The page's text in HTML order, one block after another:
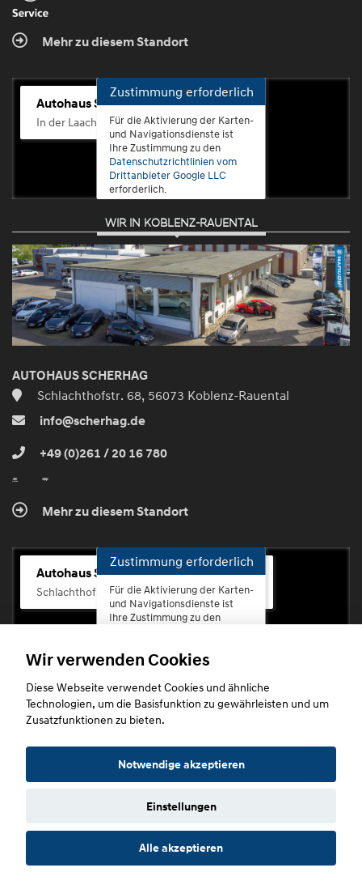
Mehr zu diesem Standort
Autohaus Scherhag
In der Laach 76, 56072 Koblenz-Güls
Zustimmung erforderlich
Für die Aktivierung der Karten-
und Navigationsdienste ist
Ihre Zustimmung zu den
Datenschutzrichtlinien vom
Drittanbieter Google LLC
erforderlich.
Zustimmen
und
aktivieren
WIR IN KOBLENZ-RAUENTAL
AUTOHAUS SCHERHAG
Schlachthofstr. 68, 56073 Koblenz-Rauental
info@scherhag.de
+49 (0)261 / 20 16 780
Mehr zu diesem Standort
Autohaus Scherhag
Schlachthofstr. 68, 56073 Koblenz-Rauental
Zustimmung erforderlich
Für die Aktivierung der Karten-
und Navigationsdienste ist
Ihre Zustimmung zu den
erforderlich.
Zustimmen
Copyright © 2026. Autohaus Scherhag
Datenschutz Impressum
Wir verwenden Cookies
Diese Webseite verwendet Cookies und ähnliche
Technologien, um die Basisfunktion zu gewährleisten und um
Zusatzfunktionen zu bieten.
Notwendige akzeptieren
Einstellungen
Alle akzeptieren